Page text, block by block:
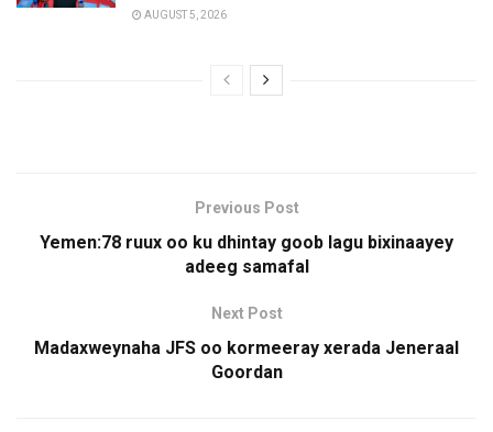
AUGUST 5, 2026
Previous Post
Yemen:78 ruux oo ku dhintay goob lagu bixinaayey
adeeg samafal
Next Post
Madaxweynaha JFS oo kormeeray xerada Jeneraal
Goordan